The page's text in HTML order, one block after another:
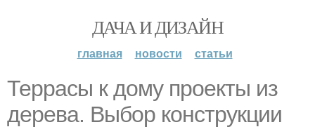
ДАЧА И ДИЗАЙН
главная новости статьи
Террасы к дому проекты из
дерева. Выбор конструкции